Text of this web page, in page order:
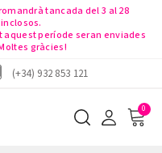
tancada del 3 al 28
període seran enviades
gràcies!
(+34) 932 853 121